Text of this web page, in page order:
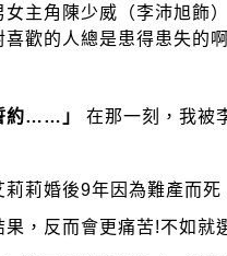
主角陳少威（李沛旭飾
喜歡的人總是患得患失的
約……」 在那一刻，我被
莉婚後9年因為難產而
，反而會更痛苦!不如